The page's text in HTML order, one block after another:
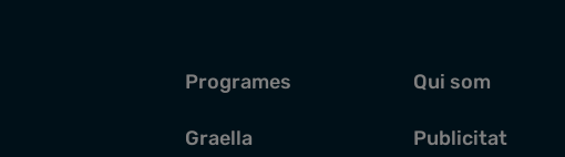
Programes
Graella
Qui som
Publicitat